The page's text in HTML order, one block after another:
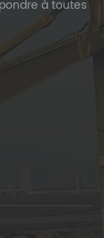
à toutes